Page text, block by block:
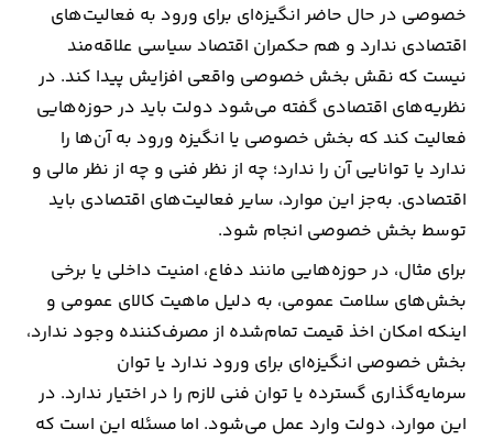
خصوصی در حال حاضر انگیزه‌ای برای ورود به فعالیت‌های
اقتصادی ندارد و هم حکمران اقتصاد سیاسی علاقه‌مند
نیست که نقش بخش خصوصی واقعی افزایش پیدا کند. در
نظریه‌های اقتصادی گفته می‌شود دولت باید در حوزه‌هایی
فعالیت کند که بخش خصوصی یا انگیزه ورود به آن‌ها را
ندارد یا توانایی آن را ندارد؛ چه از نظر فنی و چه از نظر مالی و
اقتصادی. به‌جز این موارد، سایر فعالیت‌های اقتصادی باید
توسط بخش خصوصی انجام شود.
برای مثال، در حوزه‌هایی مانند دفاع، امنیت داخلی یا برخی
بخش‌های سلامت عمومی، به دلیل ماهیت کالای عمومی و
اینکه امکان اخذ قیمت تمام‌شده از مصرف‌کننده وجود ندارد،
بخش خصوصی انگیزه‌ای برای ورود ندارد یا توان
سرمایه‌گذاری گسترده یا توان فنی لازم را در اختیار ندارد. در
این موارد، دولت وارد عمل می‌شود. اما مسئله این است که